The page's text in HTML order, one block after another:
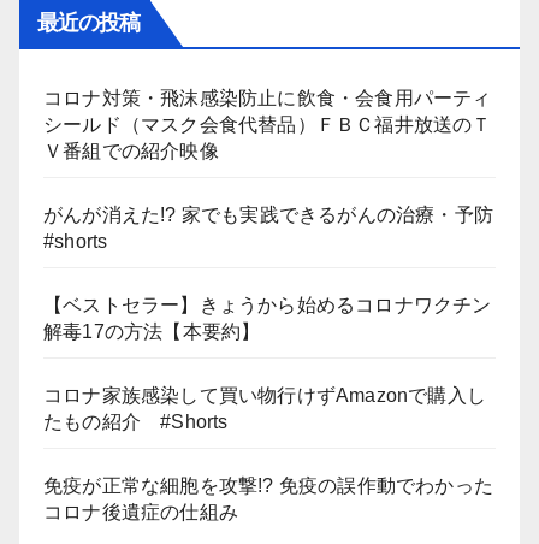
最近の投稿
コロナ対策・飛沫感染防止に飲食・会食用パーティ
シールド（マスク会食代替品）ＦＢＣ福井放送のＴ
Ｖ番組での紹介映像
がんが消えた!? 家でも実践できるがんの治療・予防
#shorts
【ベストセラー】きょうから始めるコロナワクチン
解毒17の方法【本要約】
コロナ家族感染して買い物行けずAmazonで購入し
たもの紹介 #Shorts
免疫が正常な細胞を攻撃!? 免疫の誤作動でわかった
コロナ後遺症の仕組み